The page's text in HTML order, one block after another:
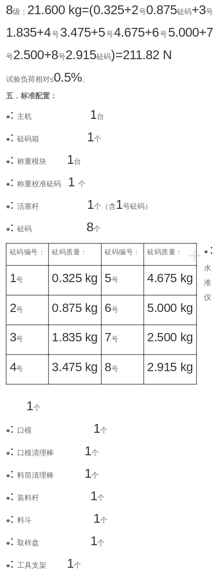
8级： 21.600 kg=(0.325+2号0.875砝码+3号
1.835+4号3.475+5号4.675+6号5.000+7
号2.500+8号2.915砝码)=211.82 N
试验负荷相对≤0.5%。
五．标准配置：
●: 主机 1台
●: 砝码箱 1个
●: 称重模块 1台
●: 称重校准砝码 1 个
●: 活塞杆 1个（含1号砝码）
●: 砝码 8个
+
砝码编号： 砝码质量： 砝码编号： 砝码质量：
1号 0.325 kg 5号 4.675 kg
2号 0.875 kg 6号 5.000 kg
3号 1.835 kg 7号 2.500 kg
4号 3.475 kg 8号 2.915 kg
● :
水
准
仪
1个
●: 口模 1个
●: 口模清理棒 1个
●: 料筒清理棒 1个
●: 装料杆 1个
●: 料斗 1个
●: 取样盘 1个
●: 工具支架 1个